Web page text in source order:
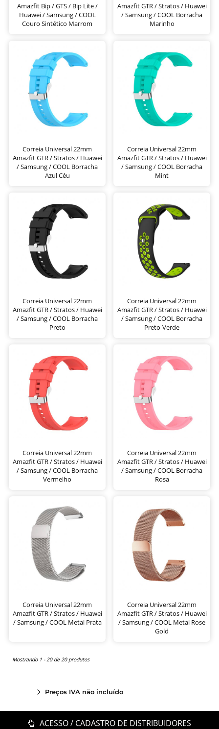
Amazfit Bip / GTS / Bip Lite /
Huawei / Samsung / COOL
Couro Sintético Marrom
Amazfit GTR / Stratos / Huawei
/ Samsung / COOL Borracha
Marinho
Correia Universal 22mm
Amazfit GTR / Stratos / Huawei
/ Samsung / COOL Borracha
Azul Céu
Correia Universal 22mm
Amazfit GTR / Stratos / Huawei
/ Samsung / COOL Borracha
Mint
Correia Universal 22mm
Amazfit GTR / Stratos / Huawei
/ Samsung / COOL Borracha
Preto
Correia Universal 22mm
Amazfit GTR / Stratos / Huawei
/ Samsung / COOL Borracha
Preto-Verde
Correia Universal 22mm
Amazfit GTR / Stratos / Huawei
/ Samsung / COOL Borracha
Vermelho
Correia Universal 22mm
Amazfit GTR / Stratos / Huawei
/ Samsung / COOL Borracha
Rosa
Correia Universal 22mm
Amazfit GTR / Stratos / Huawei
/ Samsung / COOL Metal Prata
Correia Universal 22mm
Amazfit GTR / Stratos / Huawei
/ Samsung / COOL Metal Rose
Gold
Mostrando 1 - 20 de 20 produtos
Preços IVA não incluído
ACESSO / CADASTRO DE DISTRIBUIDORES